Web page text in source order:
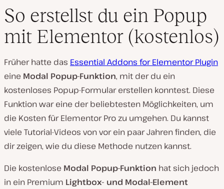
So erstellst du ein Popup
mit Elementor (kostenlos)
Früher hatte das Essential Addons for Elementor Plugin
eine Modal Popup-Funktion, mit der du ein
kostenloses Popup-Formular erstellen konntest. Diese
Funktion war eine der beliebtesten Möglichkeiten, um
die Kosten für Elementor Pro zu umgehen. Du kannst
viele Tutorial-Videos von vor ein paar Jahren finden, die
dir zeigen, wie du diese Methode nutzen kannst.
Die kostenlose Modal Popup-Funktion hat sich jedoch
in ein Premium Lightbox- und Modal-Element